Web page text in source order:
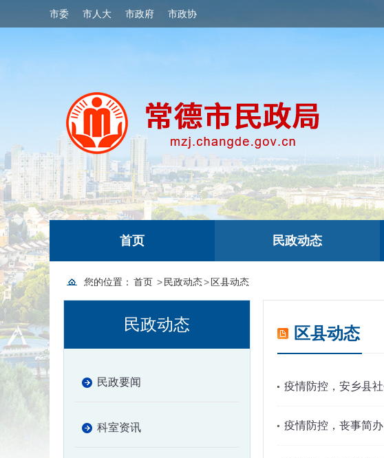
市委 市人大 市政府 市政协
首页 民政动态
您的位置： 首页 > 民政动态> 区县动态
民政动态
民政要闻
科室资讯
区县动态
疫情防控，安乡县
疫情防控，丧事简办